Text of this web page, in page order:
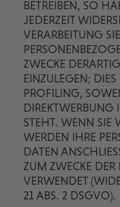
BETREIBEN, SO
JEDERZEIT
VERARBEITUNG
ZWECKE
EINZULEGEN;
PROFILING,
DIREKTWERBUNG
STEHT. WENN SIE
WERDEN IHRE
DATEN
ZUM ZWECKE DER
VERWENDET
21 ABS. 2 DSGVO).